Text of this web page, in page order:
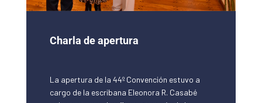
Charla de apertura
La apertura de la 44º Convención estuvo a
cargo de la escribana Eleonora R. Casabé